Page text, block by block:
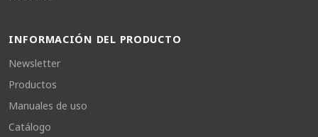
INFORMACIÓN DEL PRODUCTO
Newsletter
Productos
Manuales de uso
Catálogo